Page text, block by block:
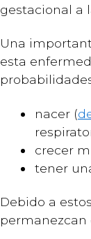
gestacional a
Una
esta
nacer (
crecer
tener
Debido a